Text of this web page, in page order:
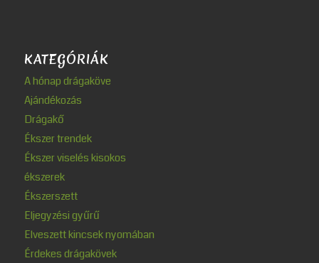
KATEGÓRIÁK
A hónap drágaköve
Ajándékozás
Drágakő
Ékszer trendek
Ékszer viselés kisokos
ékszerek
Ékszerszett
Eljegyzési gyűrű
Elveszett kincsek nyomában
Érdekes drágakövek